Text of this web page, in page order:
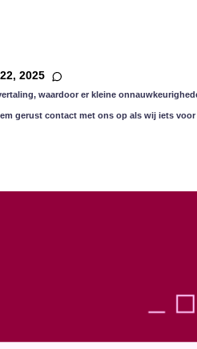
2025
waardoor er kleine
gerust contact met ons op als wij iets voor